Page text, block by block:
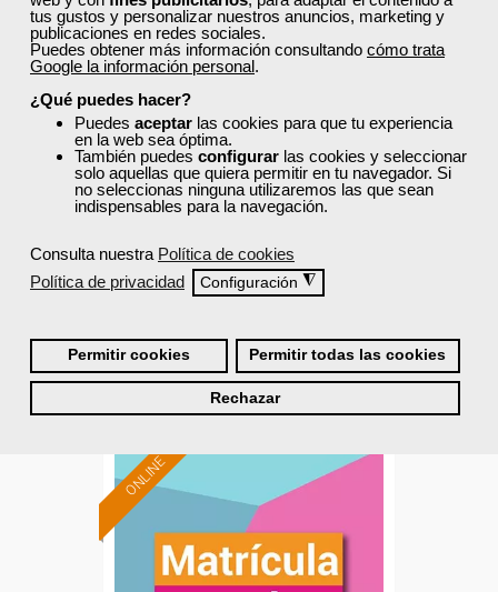
tus gustos y personalizar nuestros anuncios, marketing y
publicaciones en redes sociales.
Puedes obtener más información consultando cómo trata
Google la información personal.
¿Qué puedes hacer?
Puedes aceptar las cookies para que tu experiencia
en la web sea óptima.
También puedes configurar las cookies y seleccionar
solo aquellas que quiera permitir en tu navegador. Si
no seleccionas ninguna utilizaremos las que sean
indispensables para la navegación.
Consulta nuestra Política de cookies
Política de privacidad
Configuración ◮
Permitir cookies Permitir todas las cookies
Rechazar
Gestión de recursos humanos
50 horas
Online (Galicia )
0 41
ONLINE